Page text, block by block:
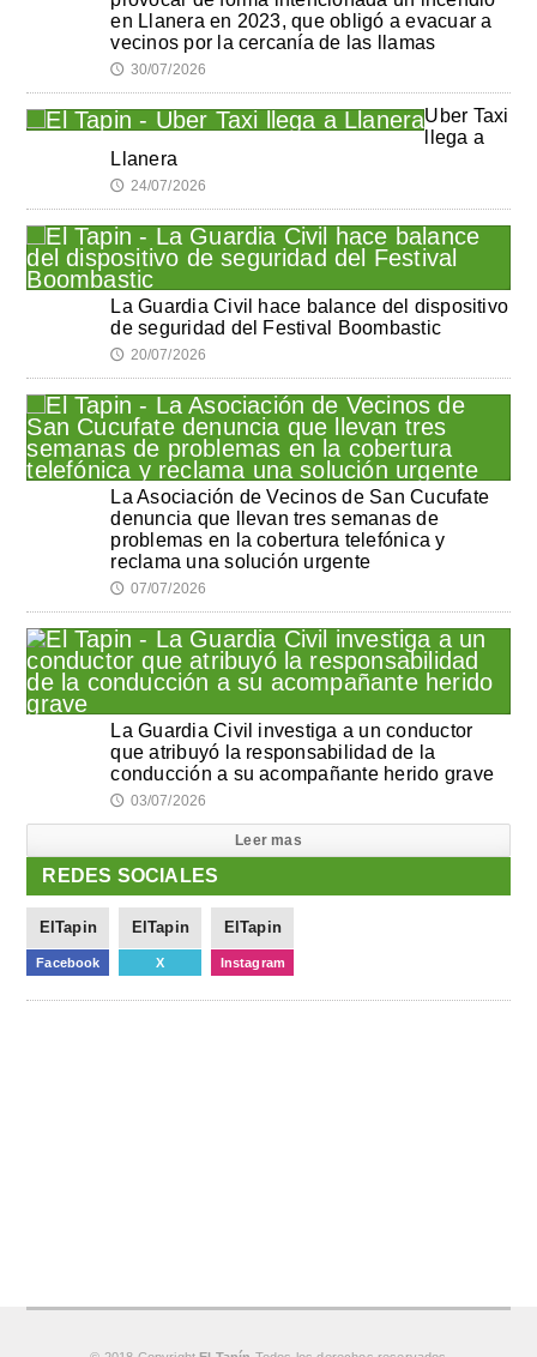
en Llanera en 2023, que obligó a evacuar a
vecinos por la cercanía de las llamas
🕔 30/07/2026
Uber Taxi
llega a
Llanera
🕔 24/07/2026
La Guardia Civil hace balance del dispositivo
de seguridad del Festival Boombastic
🕔 20/07/2026
La Asociación de Vecinos de San Cucufate
denuncia que llevan tres semanas de
problemas en la cobertura telefónica y
reclama una solución urgente
🕔 07/07/2026
La Guardia Civil investiga a un conductor
que atribuyó la responsabilidad de la
conducción a su acompañante herido grave
🕔 03/07/2026
Leer mas
REDES SOCIALES
ElTapin
Facebook
ElTapin
X
ElTapin
Instagram